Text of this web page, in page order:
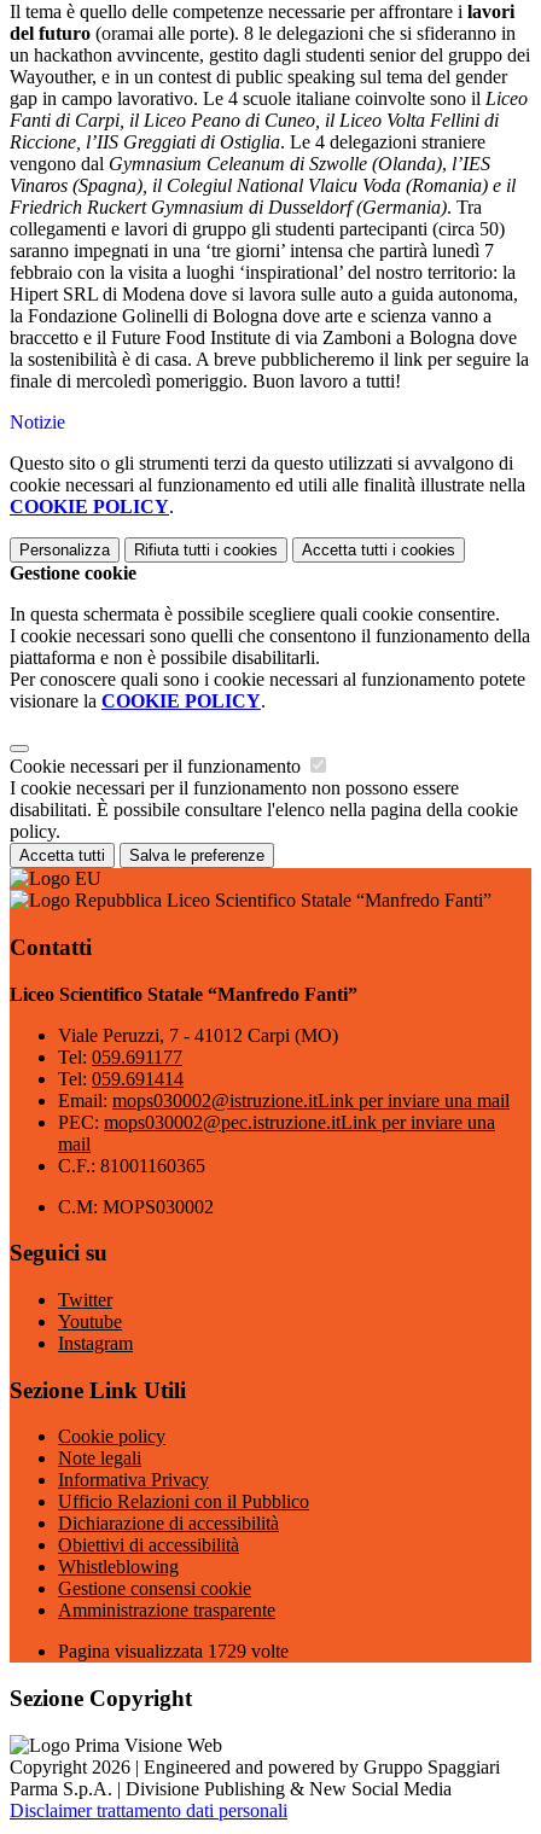
Il tema è quello delle competenze necessarie per affrontare i lavori
del futuro (oramai alle porte). 8 le delegazioni che si sfideranno in
un hackathon avvincente, gestito dagli studenti senior del gruppo dei
Wayouther, e in un contest di public speaking sul tema del gender
gap in campo lavorativo. Le 4 scuole italiane coinvolte sono il Liceo
Fanti di Carpi, il Liceo Peano di Cuneo, il Liceo Volta Fellini di
Riccione, l’IIS Greggiati di Ostiglia. Le 4 delegazioni straniere
vengono dal Gymnasium Celeanum di Szwolle (Olanda), l’IES
Vinaros (Spagna), il Colegiul National Vlaicu Voda (Romania) e il
Friedrich Ruckert Gymnasium di Dusseldorf (Germania). Tra
collegamenti e lavori di gruppo gli studenti partecipanti (circa 50)
saranno impegnati in una ‘tre giorni’ intensa che partirà lunedì 7
febbraio con la visita a luoghi ‘inspirational’ del nostro territorio: la
Hipert SRL di Modena dove si lavora sulle auto a guida autonoma,
la Fondazione Golinelli di Bologna dove arte e scienza vanno a
braccetto e il Future Food Institute di via Zamboni a Bologna dove
la sostenibilità è di casa. A breve pubblicheremo il link per seguire la
finale di mercoledì pomeriggio. Buon lavoro a tutti!
Notizie
Questo sito o gli strumenti terzi da questo utilizzati si avvalgono di
cookie necessari al funzionamento ed utili alle finalità illustrate nella
COOKIE POLICY.
Personalizza Rifiuta tutti i cookies Accetta tutti i cookies
Gestione cookie
In questa schermata è possibile scegliere quali cookie consentire.
I cookie necessari sono quelli che consentono il funzionamento della
piattaforma e non è possibile disabilitarli.
Per conoscere quali sono i cookie necessari al funzionamento potete
visionare la COOKIE POLICY.
Cookie necessari per il funzionamento
I cookie necessari per il funzionamento non possono essere
disabilitati. È possibile consultare l'elenco nella pagina della cookie
policy.
Accetta tutti Salva le preferenze
Liceo Scientifico Statale “Manfredo Fanti”
Contatti
Liceo Scientifico Statale “Manfredo Fanti”
Viale Peruzzi, 7 - 41012 Carpi (MO)
Tel: 059.691177
Tel: 059.691414
Email: mops030002@istruzione.itLink per inviare una mail
PEC: mops030002@pec.istruzione.itLink per inviare una
mail
C.F.: 81001160365
C.M: MOPS030002
Seguici su
Twitter
Youtube
Instagram
Sezione Link Utili
Cookie policy
Note legali
Informativa Privacy
Ufficio Relazioni con il Pubblico
Dichiarazione di accessibilità
Obiettivi di accessibilità
Whistleblowing
Gestione consensi cookie
Amministrazione trasparente
Pagina visualizzata 1729 volte
Sezione Copyright
Copyright 2026 | Engineered and powered by Gruppo Spaggiari
Parma S.p.A. | Divisione Publishing & New Social Media
Disclaimer trattamento dati personali